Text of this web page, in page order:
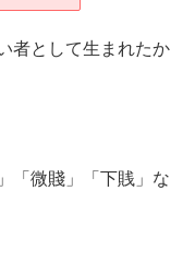
者として生まれたか
「微賤」「下賎」な